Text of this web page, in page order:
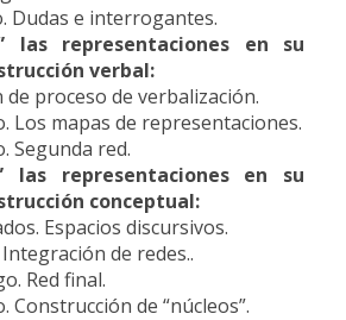
Dudas e interrogantes.
las representaciones en su
verbal:
proceso de verbalización.
Los mapas de representaciones.
Segunda red.
las representaciones en su
conceptual:
Espacios discursivos.
de redes..
Red final.
Construcción de “núcleos”.